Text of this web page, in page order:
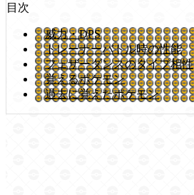
目次
威力・DPS
トレーナーバトル時の性能
フェザーダンスのタイプ相性
覚えるポケモン
過去に覚えたポケモン